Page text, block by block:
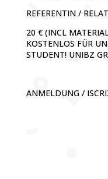
REFERENTIN /
20 € (INCL
KOSTENLOS FÜR
STUDENT! UNIBZ
ANMELDUNG /